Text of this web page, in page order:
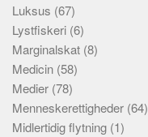
Luksus (67)
Lystfiskeri (6)
Marginalskat (8)
Medicin (58)
Medier (78)
Menneskerettigheder (64)
Midlertidig flytning (1)